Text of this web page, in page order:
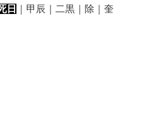
日 ｜甲辰｜二黒｜除｜奎